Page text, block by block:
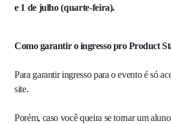
e 1 de julho (quarte-feira).
Como garantir o ingresso pro Product
Para garantir ingresso para o evento é só
site.
Porém, caso você queira se tornar um